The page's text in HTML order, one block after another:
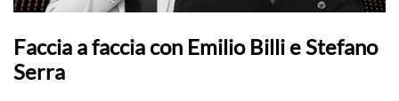
Faccia a faccia con Emilio Billi e Stefano
Serra